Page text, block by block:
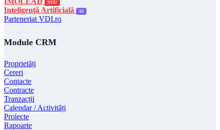
NOU
Inteligență Artificială AI
Parteneriat VDI.ro
Module CRM
Proprietăți
Cereri
Contacte
Contracte
Tranzacții
Calendar / Activități
Proiecte
Rapoarte